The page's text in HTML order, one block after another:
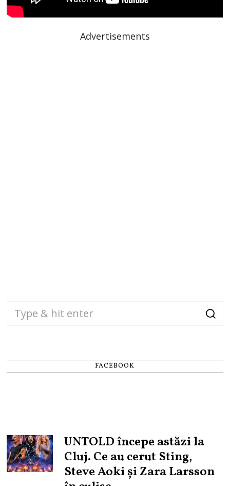
Advertisements
FACEBOOK
UNTOLD începe astăzi la
Cluj. Ce au cerut Sting,
Steve Aoki și Zara Larsson